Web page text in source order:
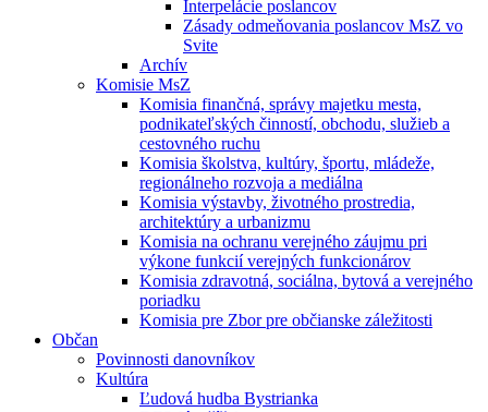
Interpelácie poslancov
Zásady odmeňovania poslancov MsZ vo
Svite
Archív
Komisie MsZ
Komisia finančná, správy majetku mesta,
podnikateľských činností, obchodu, služieb a
cestovného ruchu
Komisia školstva, kultúry, športu, mládeže,
regionálneho rozvoja a mediálna
Komisia výstavby, životného prostredia,
architektúry a urbanizmu
Komisia na ochranu verejného záujmu pri
výkone funkcií verejných funkcionárov
Komisia zdravotná, sociálna, bytová a verejného
poriadku
Komisia pre Zbor pre občianske záležitosti
Občan
Povinnosti danovníkov
Kultúra
Ľudová hudba Bystrianka